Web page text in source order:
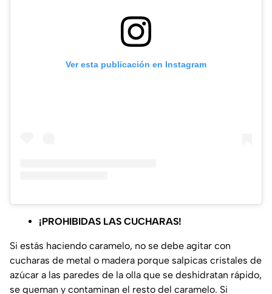
Ver esta publicación en Instagram
¡PROHIBIDAS LAS CUCHARAS!
Si estás haciendo caramelo, no se debe agitar con
cucharas de metal o madera porque salpicas cristales de
azúcar a las paredes de la olla que se deshidratan rápido,
se queman y contaminan el resto del caramelo. Si